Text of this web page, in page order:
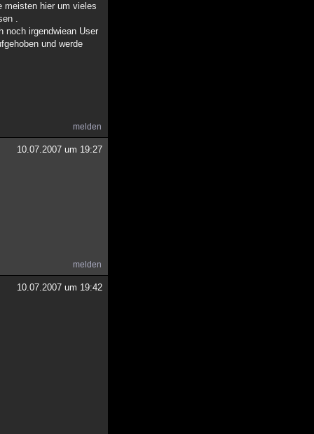
meisten hier um vieles
.
noch irgendwiean User
und werde
melden
10.07.2007 um 19:27
melden
10.07.2007 um 19:42